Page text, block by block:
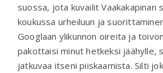
suossa, jota kuvailit Vaakakapinan
koukussa urheiluun ja
Googlaan ylikunnon oireita ja
pakottaisi minut hetkeksi jäähylle,
jatkuvaa itseni piiskaamista. Silti